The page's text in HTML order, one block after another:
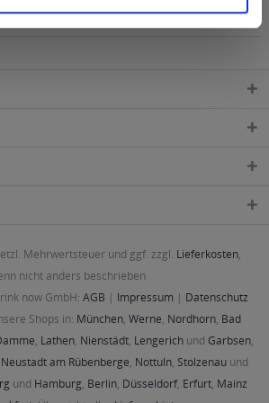
Mehrwertsteuer und ggf. zzgl. Lieferkosten,
nicht anders beschrieben
now GmbH: AGB | Impressum | Datenschutz
Shops in: München, Werne, Nordhorn, Bad
, Lathen, Nienstädt, Lengerichund Garbsen,
Neustadt am Rübenberge, Nottuln, Stolzenau und
und Hamburg, Berlin, Düsseldorf, Erfurt, Mainz